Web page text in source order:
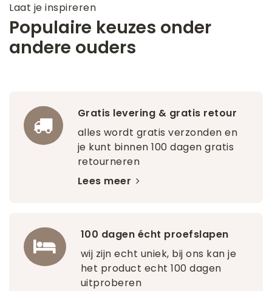
Laat je inspireren
Populaire keuzes onder
andere ouders
Gratis levering & gratis retour
alles wordt gratis verzonden en
je kunt binnen 100 dagen gratis
retourneren
Lees meer
100 dagen écht proefslapen
wij zijn echt uniek, bij ons kan je
het product echt 100 dagen
uitproberen